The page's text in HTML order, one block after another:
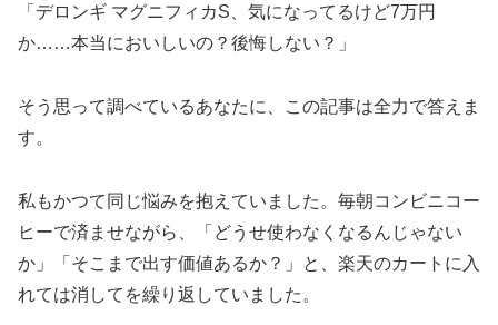
「デロンギ マグニフィカS、気になってるけど7万円
か……本当においしいの？後悔しない？」
そう思って調べているあなたに、この記事は全力で答えま
す。
私もかつて同じ悩みを抱えていました。毎朝コンビニコー
ヒーで済ませながら、「どうせ使わなくなるんじゃない
か」「そこまで出す価値あるか？」と、楽天のカートに入
れては消してを繰り返していました。